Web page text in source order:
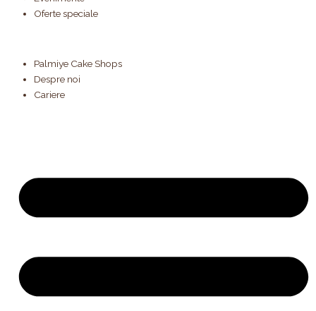
Oferte speciale
Palmiye Cake Shops
Despre noi
Cariere